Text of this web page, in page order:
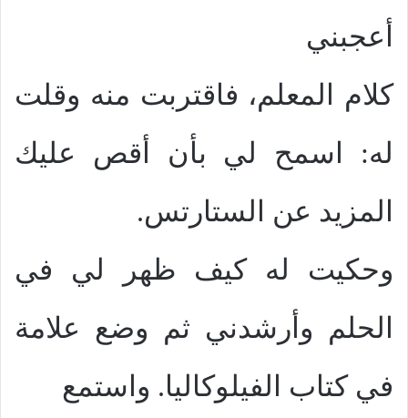
أعجبني
كلام المعلم، فاقتربت منه وقلت
له: اسمح لي بأن أقص عليك
المزيد عن الستارتس.
وحكيت له كيف ظهر لي في
الحلم وأرشدني ثم وضع علامة
في كتاب الفيلوكاليا. واستمع